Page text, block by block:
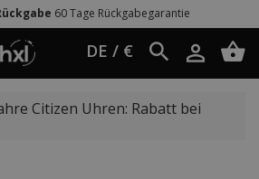
60 Tage Rückgabegarantie
DE / €
Citizen Uhren: Rabatt bei